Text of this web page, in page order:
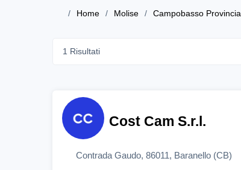
Home Molise Campobasso Provincia
1 Risultati
Cost Cam S.r.l.
Contrada Gaudo, 86011, Baranello (CB)